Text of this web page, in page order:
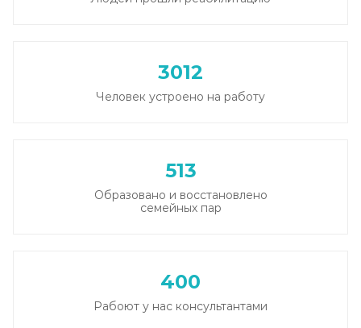
3012
Человек устроено на работу
513
Образовано и восстановлено
семейных пар
400
Рабоют у нас консультантами